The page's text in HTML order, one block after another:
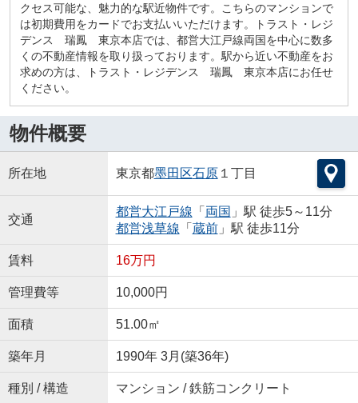
クセス可能な、魅力的な駅近物件です。こちらのマンションで
は初期費用をカードでお支払いいただけます。トラスト・レジ
デンス 瑞鳳 東京本店では、都営大江戸線両国を中心に数多
くの不動産情報を取り扱っております。駅から近い不動産をお
求めの方は、トラスト・レジデンス 瑞鳳 東京本店にお任せ
ください。
物件概要
所在地 東京都墨田区石原１丁目
交通
都営大江戸線 「 両国 」駅 徒歩5～11分
都営浅草線 「 蔵前」駅 徒歩11分
賃料 16万円
管理費等 10,000円
面積 51.00㎡
築年月 1990年 3月(築36年)
種別 / 構造 マンション / 鉄筋コンクリート